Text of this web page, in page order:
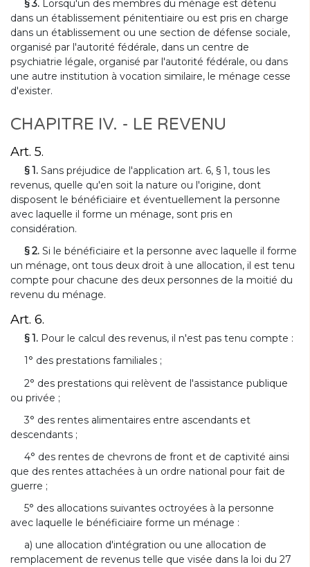
§ 3. Lorsqu'un des membres du ménage est détenu
dans un établissement pénitentiaire ou est pris en charge
dans un établissement ou une section de défense sociale,
organisé par l'autorité fédérale, dans un centre de
psychiatrie légale, organisé par l'autorité fédérale, ou dans
une autre institution à vocation similaire, le ménage cesse
d'exister.
CHAPITRE IV. - LE REVENU
Art. 5.
§ 1. Sans préjudice de l'application art. 6, § 1, tous les
revenus, quelle qu'en soit la nature ou l'origine, dont
disposent le bénéficiaire et éventuellement la personne
avec laquelle il forme un ménage, sont pris en
considération.
§ 2. Si le bénéficiaire et la personne avec laquelle il forme
un ménage, ont tous deux droit à une allocation, il est tenu
compte pour chacune des deux personnes de la moitié du
revenu du ménage.
Art. 6.
§ 1. Pour le calcul des revenus, il n'est pas tenu compte :
1° des prestations familiales ;
2° des prestations qui relèvent de l'assistance publique
ou privée ;
3° des rentes alimentaires entre ascendants et
descendants ;
4° des rentes de chevrons de front et de captivité ainsi
que des rentes attachées à un ordre national pour fait de
guerre ;
5° des allocations suivantes octroyées à la personne
avec laquelle le bénéficiaire forme un ménage :
a) une allocation d'intégration ou une allocation de
remplacement de revenus telle que visée dans la loi du 27